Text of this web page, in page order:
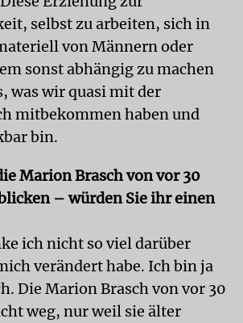
selbst zu arbeiten, sich in
von Männern oder
sonst abhängig zu machen
was wir quasi mit der
mitbekommen haben und
bin.
Marion Brasch von vor 30
– würden Sie ihr einen
ich nicht so viel darüber
verändert habe. Ich bin ja
Die Marion Brasch von vor 30
weg, nur weil sie älter